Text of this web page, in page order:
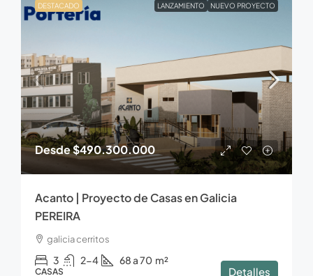
DESTACADO LANZAMIENTO NUEVO PROYECTO
Desde$490.300.000
Acanto | Proyecto de Casas en Galicia
PEREIRA
galicia cerritos
3 2-4 68 a 70 m²
CASAS Detalles